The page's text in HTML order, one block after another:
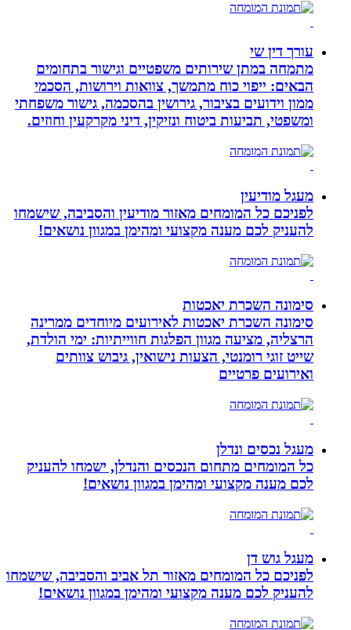
עורך דין שי
מתמחה במתן שירותים משפטיים וגישור בתחומים
הבאים: ייפוי כוח מתמשך, צוואות וירושות, הסכמי
ממון וידועים בציבור, גירושין בהסכמה, גישור משפחתי
ומשפטי, תביעות ביטוח ונזיקין, דיני מקרקעין וחוזים.
מעגל מודיעין
לפניכם כל המומחים מאזור מודיעין והסביבה, שישמחו
להעניק לכם מענה מקצועי ומהימן במגוון נושאים!
סימונה השכרת יאכטות
סימונה השכרת יאכטות לאירועים מיוחדים ממרינה
הרצליה, מציעה מגוון הפלגות חווייתיות: ימי הולדת,
שייט זוגי רומנטי, הצעות נישואין, גיבוש צוותים
ואירועים פרטיים
מעגל נכסים ונדלן
כל המומחים מתחום הנכסים והנדלן, ישמחו להעניק
לכם מענה מקצועי ומהימן במגוון נושאים!
מעגל גוש דן
לפניכם כל המומחים מאזור תל אביב והסביבה, שישמחו
להעניק לכם מענה מקצועי ומהימן במגוון נושאים!